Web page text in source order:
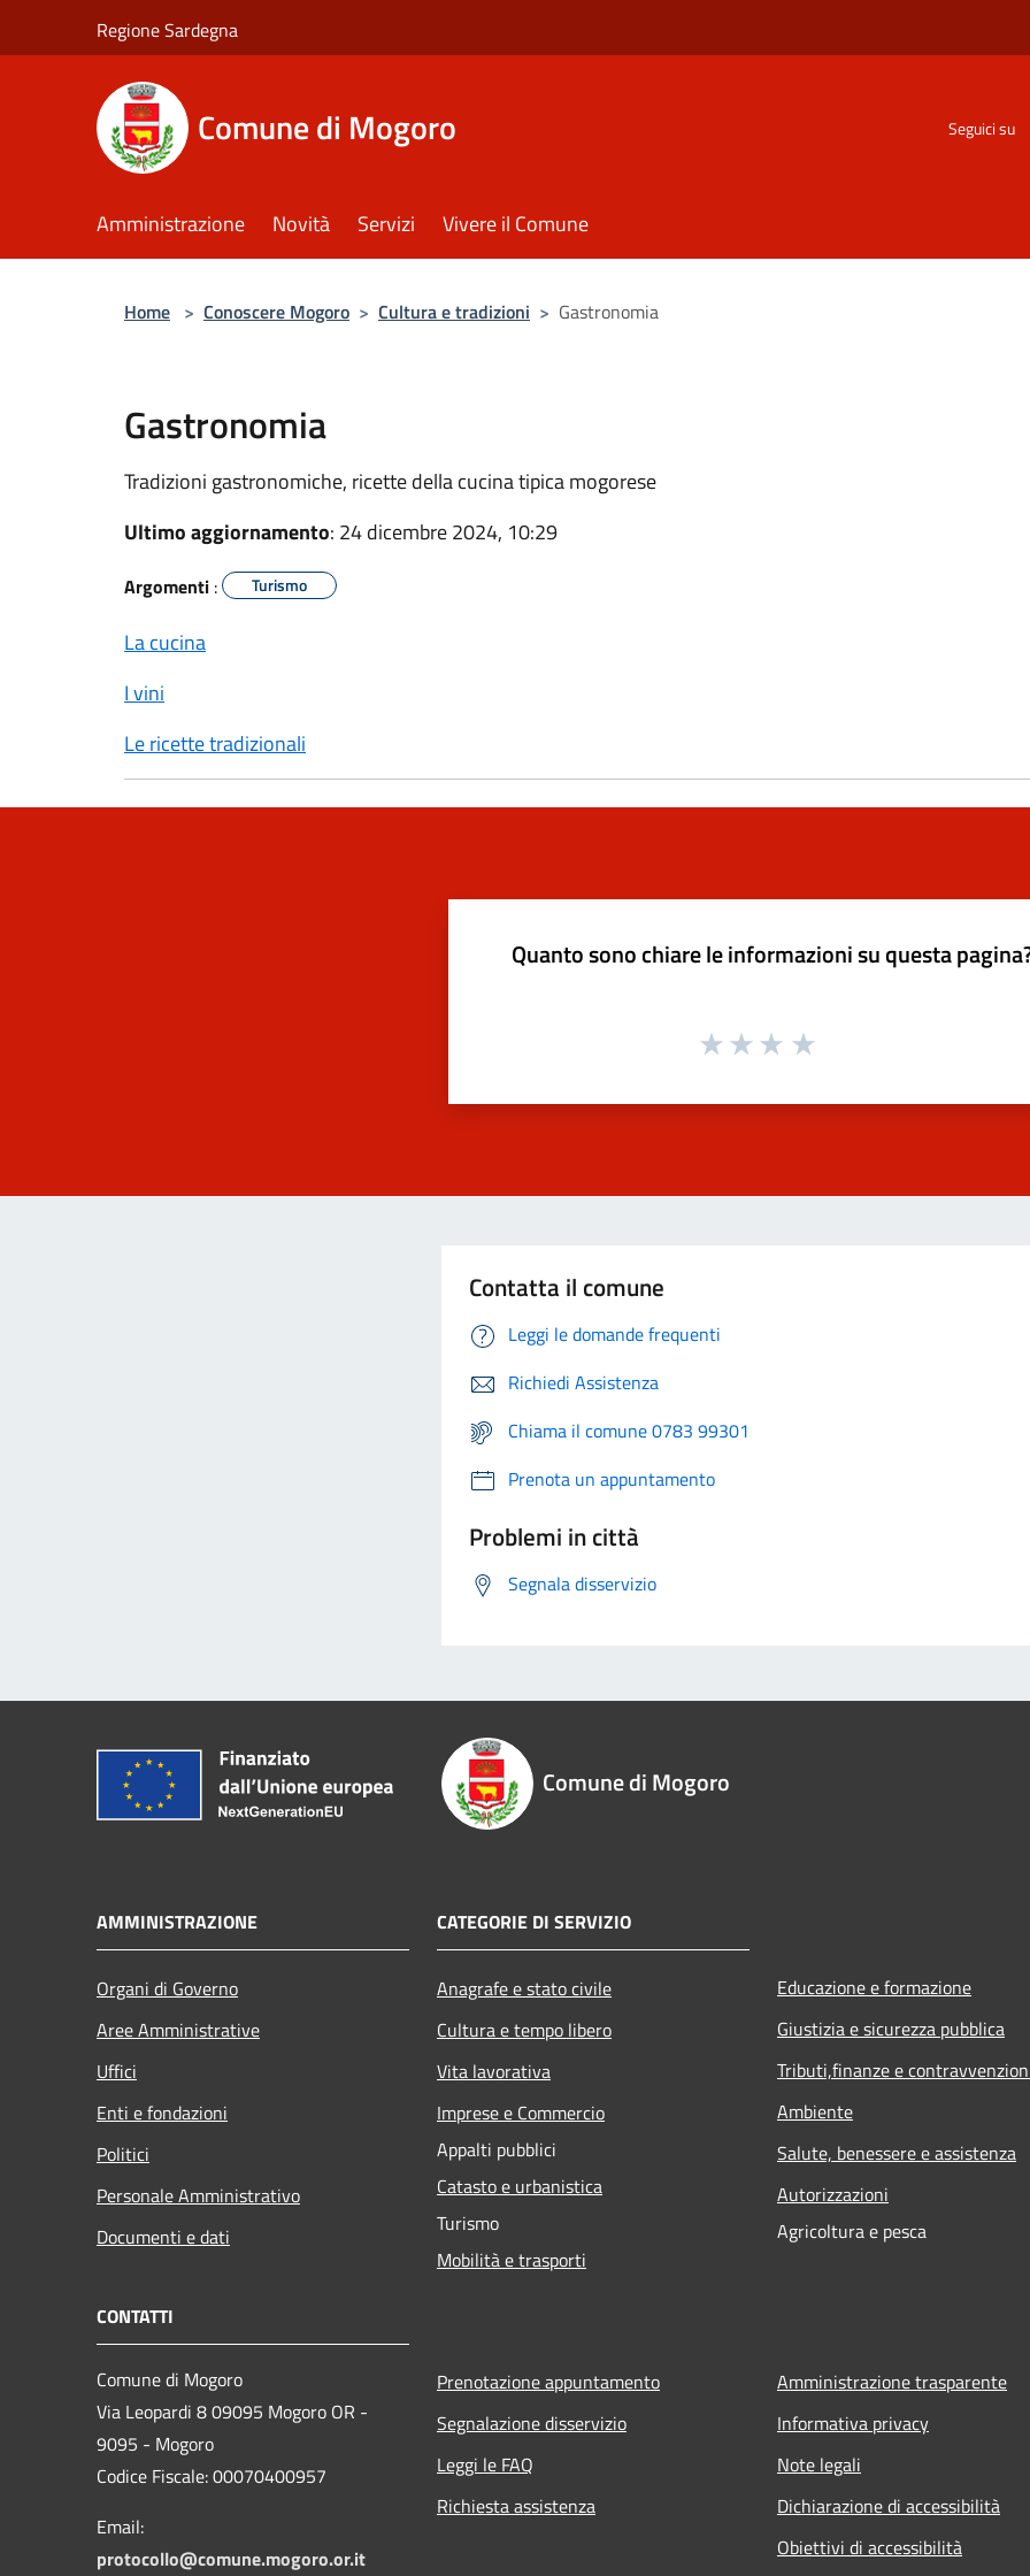
Regione Sardegna
Comune di Mogoro Seguici su
Amministrazione Novità Servizi Vivere il Comune
Home > Conoscere Mogoro > Cultura e tradizioni > Gastronomia
Gastronomia
Tradizioni gastronomiche, ricette della cucina tipica mogorese
Ultimo aggiornamento: 24 dicembre 2024, 10:29
Argomenti : Turismo
La cucina
I vini
Le ricette tradizionali
Quanto sono chiare le informazioni su questa
Contatta il comune
Leggi le domande frequenti
Richiedi Assistenza
Chiama il comune 0783 99301
Prenota un appuntamento
Problemi in città
Segnala disservizio
Comune di Mogoro
AMMINISTRAZIONE
Organi di Governo
Aree Amministrative
Uffici
Enti e fondazioni
Politici
Personale Amministrativo
Documenti e dati
CATEGORIE DI SERVIZIO
Anagrafe e stato civile
Cultura e tempo libero
Vita lavorativa
Imprese e Commercio
Appalti pubblici
Catasto e urbanistica
Turismo
Mobilità e trasporti
Educazione e formazione
Giustizia e sicurezza pubblica
Tributi,finanze e
Ambiente
Salute, benessere e assistenza
Autorizzazioni
Agricoltura e pesca
CONTATTI
Comune di Mogoro
Via Leopardi 8 09095 Mogoro OR -
9095 - Mogoro
Codice Fiscale: 00070400957
Email:
protocollo@comune.mogoro.or.it
Prenotazione appuntamento
Segnalazione disservizio
Leggi le FAQ
Richiesta assistenza
Amministrazione trasparente
Informativa privacy
Note legali
Dichiarazione di accessibilità
Obiettivi di accessibilità